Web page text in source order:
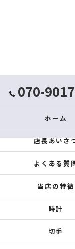
070-
ホーム
店長あいさ
よくある質
当店の特徴
時計
切手